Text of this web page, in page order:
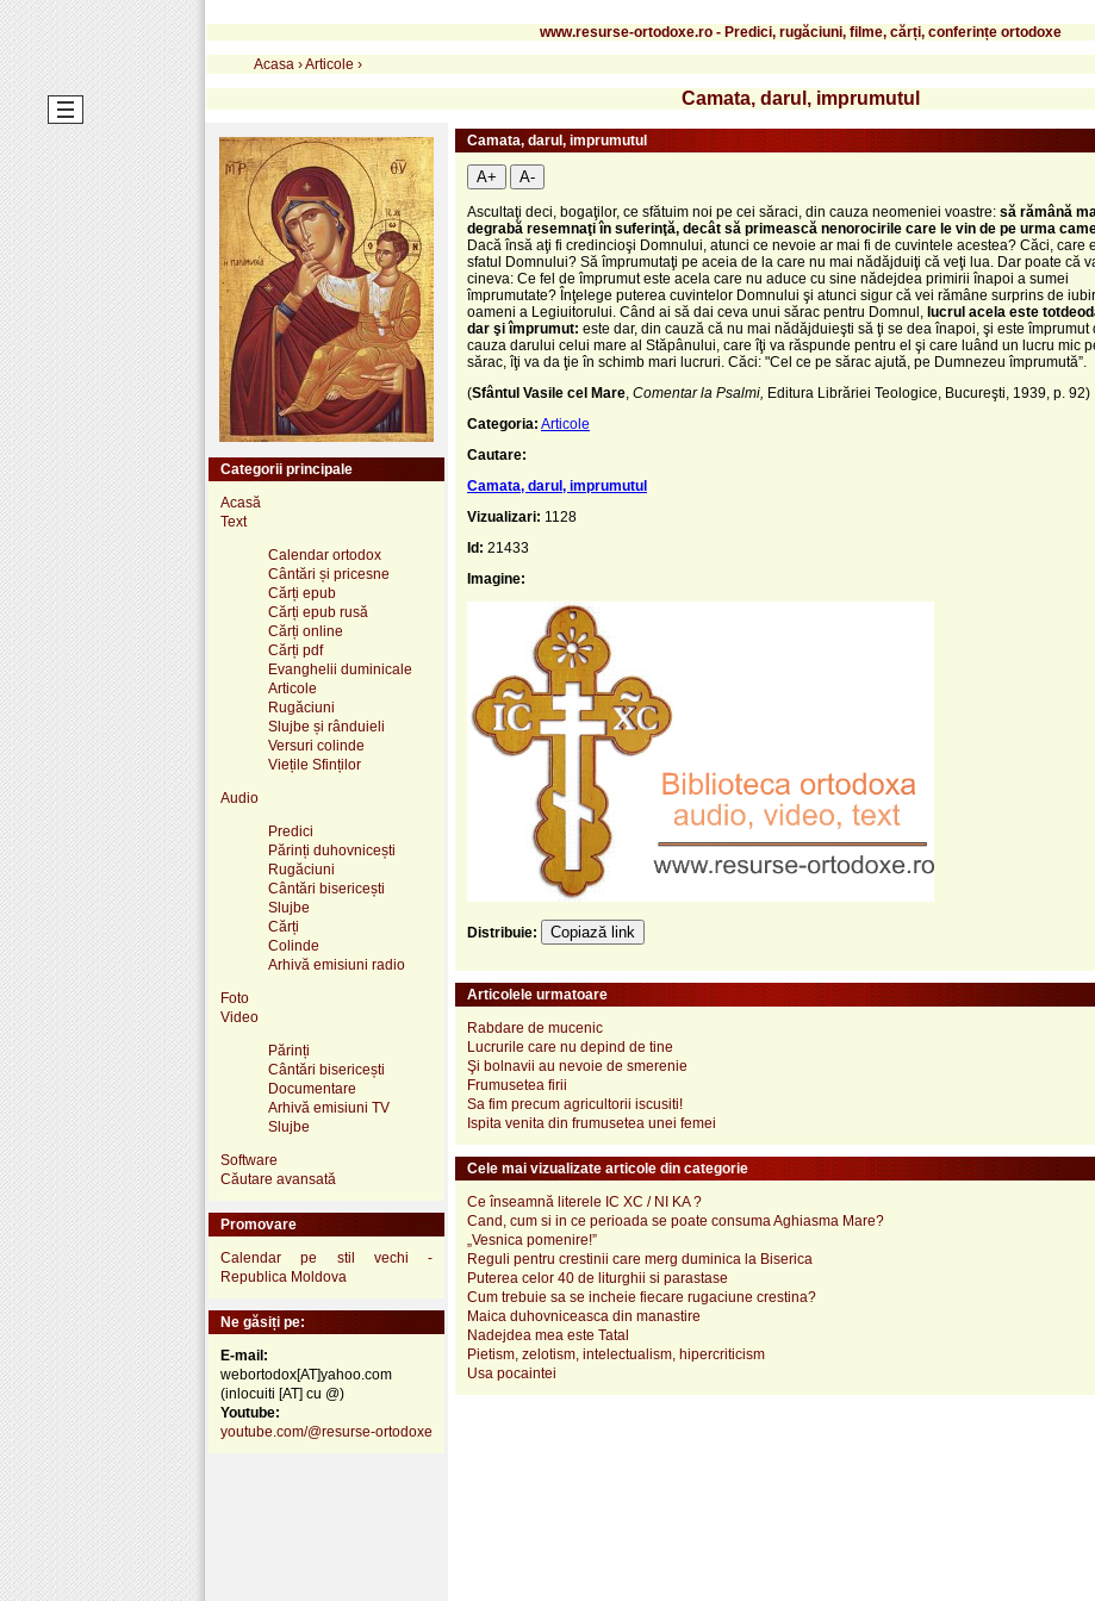
www.resurse-ortodoxe.ro - Predici, rugăciuni, filme, cărți, conferințe ortodoxe
Acasa ›Articole ›
Camata, darul, imprumutul
Camata, darul, imprumutul
A+ A-
Ascultaţi deci, bogaţilor, ce sfătuim noi pe cei săraci, din cauza neomeniei voastre: să rămână
degrabă resemnaţi în suferinţă, decât să primească nenorocirile care le vin de pe urma
Dacă însă aţi fi credincioşi Domnului, atunci ce nevoie ar mai fi de cuvintele acestea? Căci, care
sfatul Domnului? Să împrumutaţi pe aceia de la care nu mai nădăjduiţi că veţi lua. Dar poate că
cineva: Ce fel de împrumut este acela care nu aduce cu sine nădejdea primirii înapoi a sumei
împrumutate? Înţelege puterea cuvintelor Domnului şi atunci sigur că vei rămâne surprins de
oameni a Legiuitorului. Când ai să dai ceva unui sărac pentru Domnul, lucrul acela este
dar şi împrumut: este dar, din cauză că nu mai nădăjduieşti să ţi se dea înapoi, şi este împrumut
cauza darului celui mare al Stăpânului, care îţi va răspunde pentru el şi care luând un lucru mic
sărac, îţi va da ţie în schimb mari lucruri. Căci: "Cel ce pe sărac ajută, pe Dumnezeu împrumută”.
(Sfântul Vasile cel Mare Comentar la Psalmi, Editura Librăriei Teologice, Bucureşti, 1939, p. 92)
Categoria: Articole
Cautare:
Camata, darul, imprumutul
Vizualizari: 1128
Id: 21433
Imagine:
Distribuie: Copiază link
Articolele urmatoare
Rabdare de mucenic
Lucrurile care nu depind de tine
Şi bolnavii au nevoie de smerenie
Frumusetea firii
Sa fim precum agricultorii iscusiti!
Ispita venita din frumusetea unei femei
Cele mai vizualizate articole din categorie
Ce înseamnă literele IC XC / NI KA ?
Cand, cum si in ce perioada se poate consuma Aghiasma Mare?
„Vesnica pomenire!”
Reguli pentru crestinii care merg duminica la Biserica
Puterea celor 40 de liturghii si parastase
Cum trebuie sa se incheie fiecare rugaciune crestina?
Maica duhovniceasca din manastire
Nadejdea mea este Tatal
Pietism, zelotism, intelectualism, hipercriticism
Usa pocaintei
Categorii principale
Acasă
Text
Calendar ortodox
Cântări și pricesne
Cărți epub
Cărți epub rusă
Cărți online
Cărți pdf
Evanghelii duminicale
Articole
Rugăciuni
Slujbe și rânduieli
Versuri colinde
Viețile Sfinților
Audio
Predici
Părinți duhovnicești
Rugăciuni
Cântări bisericești
Slujbe
Cărți
Colinde
Arhivă emisiuni radio
Foto
Video
Părinți
Cântări bisericești
Documentare
Arhivă emisiuni TV
Slujbe
Software
Căutare avansată
Promovare
Calendar pe stil vechi -
Republica Moldova
Ne găsiți pe:
E-mail:
webortodox[AT]yahoo.com
(inlocuiti [AT] cu @)
Youtube:
youtube.com/@resurse-ortodoxe